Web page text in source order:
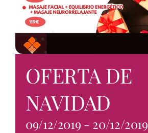
OFERTA DE
NAVIDAD
09/12/2019 - 20/12/2019